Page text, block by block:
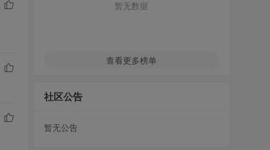
暂无数据
查看更多榜单
社区公告
暂无公告